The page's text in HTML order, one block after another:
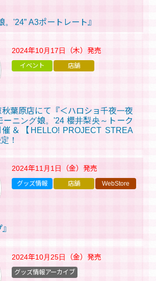
。'24” A3ポートレート』
2024年10月17日（木） 発売
葉原店にて『＜ハロショ千夜一夜
ーニング娘。'24 櫻井梨央～トーク
＆【HELLO! PROJECT STREA
！
イベント 店舗
2024年11月1日（金） 発売
グッズ情報 店舗 WebStore
2024年10月25日（金） 発売
グッズ情報アーカイブ